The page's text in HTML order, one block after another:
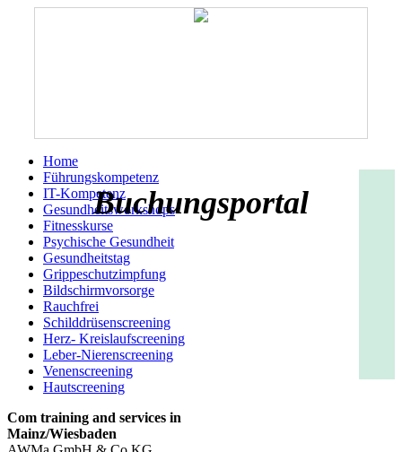
Buchungsportal
Home
Führungskompetenz
IT-Kompetenz
Gesundheitsworkshops
Fitnesskurse
Psychische Gesundheit
Gesundheitstag
Grippeschutzimpfung
Bildschirmvorsorge
Rauchfrei
Schilddrüsenscreening
Herz- Kreislaufscreening
Leber-Nierenscreening
Venenscreening
Hautscreening
Com training and services in
Mainz/Wiesbaden